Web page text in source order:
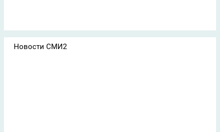
Новости СМИ2